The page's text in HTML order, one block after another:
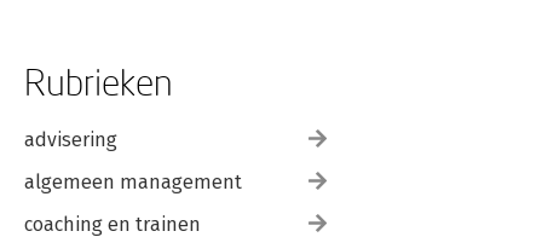
Rubrieken
advisering
algemeen management
coaching en trainen